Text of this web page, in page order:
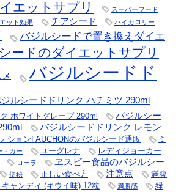
エットサプリ
スーパーフード
ット効果 チアシード ハイカロリー
バジルシードで置き換えダイエ
ードのダイエットサプリ
バジルシードド
ルシードドリンク ハチミツ 290ml
ホワイトグレープ 290ml
バジルシー
バジルシードドリンク レモン
ションFAUCHONのバジルシード通販
ミ
・カー ユーグレナ
レディジョーカー
ローラ
ヱスビー食品のバジルシー
便秘 正しい食べ方 注意点
満腹
ャンディ (キウイ味) 12粒
満腹感
緑